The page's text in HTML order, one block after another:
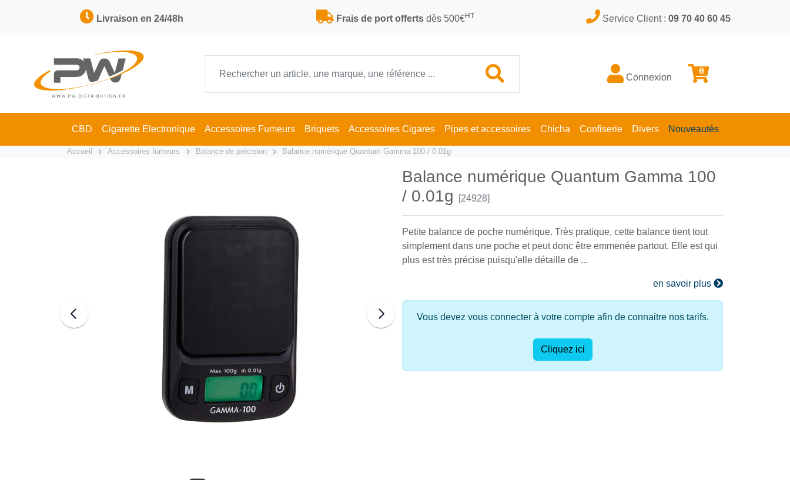
Livraison en 24/48h Frais de port offertsdès 500€HT Service Client : 09 70 40 60 45
Connexion
0
CBD Cigarette Electronique Accessoires Fumeurs Briquets Accessoires Cigares Pipes et accessoires Chicha Confiserie Divers Nouveautés
Accueil Accessoires fumeurs Balance de précision Balance numérique Quantum Gamma 100 / 0.01g
Balance numérique Quantum Gamma 100
/ 0.01g
[24928]
Petite balance de poche numérique. Très pratique, cette balance tient tout
simplement dans une poche et peut donc être emmenée partout. Elle est qui
plus est très précise puisqu'elle détaille de ...
en savoir plus
Vous devez vous connecter à votre compte afin de connaitre nos tarifs.
Cliquez ici